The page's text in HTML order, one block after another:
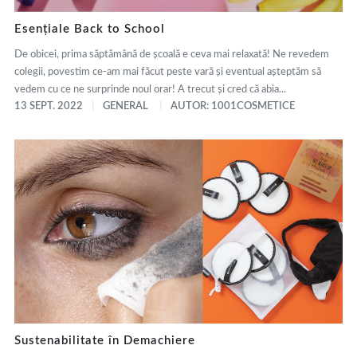
Esențiale Back to School
De obicei, prima săptămână de școală e ceva mai relaxată! Ne revedem
colegii, povestim ce-am mai făcut peste vară și eventual așteptăm să
vedem cu ce ne surprinde noul orar! A trecut și cred că abia...
13 SEPT. 2022
GENERAL AUTOR: 1001COSMETICE
Sustenabilitate în Demachiere